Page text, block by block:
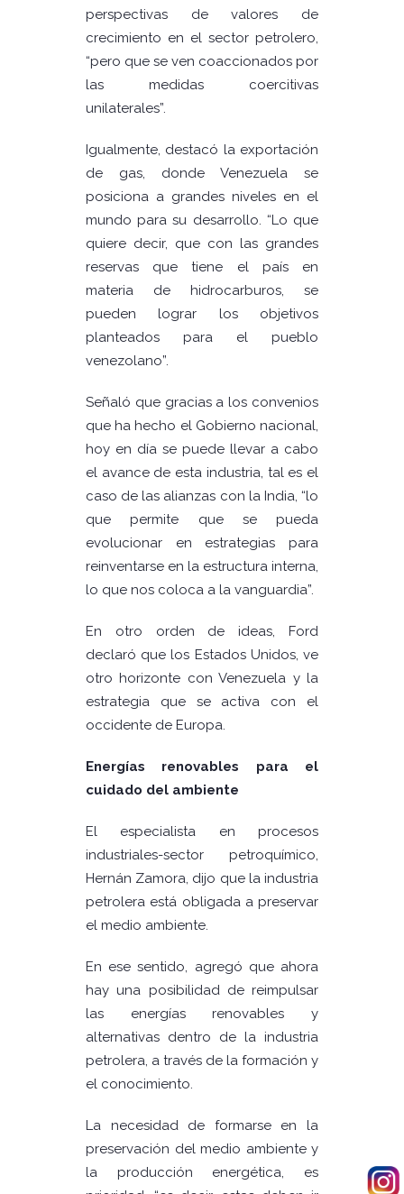
perspectivas de valores de
crecimiento en el sector petrolero,
“pero que se ven coaccionados por
las medidas coercitivas
unilaterales”.
Igualmente, destacó la exportación
de gas, donde Venezuela se
posiciona a grandes niveles en el
mundo para su desarrollo. “Lo que
quiere decir, que con las grandes
reservas que tiene el país en
materia de hidrocarburos, se
pueden lograr los objetivos
planteados para el pueblo
venezolano”.
Señaló que gracias a los convenios
que ha hecho el Gobierno nacional,
hoy en día se puede llevar a cabo
el avance de esta industria, tal es el
caso de las alianzas con la India, “lo
que permite que se pueda
evolucionar en estrategias para
reinventarse en la estructura interna,
lo que nos coloca a la vanguardia”.
En otro orden de ideas, Ford
declaró que los Estados Unidos, ve
otro horizonte con Venezuela y la
estrategia que se activa con el
occidente de Europa.
Energías renovables para el
cuidado del ambiente
El especialista en procesos
industriales-sector petroquímico,
Hernán Zamora, dijo que la industria
petrolera está obligada a preservar
el medio ambiente.
En ese sentido, agregó que ahora
hay una posibilidad de reimpulsar
las energías renovables y
alternativas dentro de la industria
petrolera, a través de la formación y
el conocimiento.
La necesidad de formarse en la
preservación del medio ambiente y
la producción energética, es